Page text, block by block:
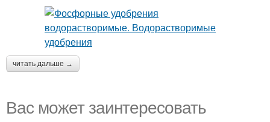
читать дальше →
Вас может заинтересовать